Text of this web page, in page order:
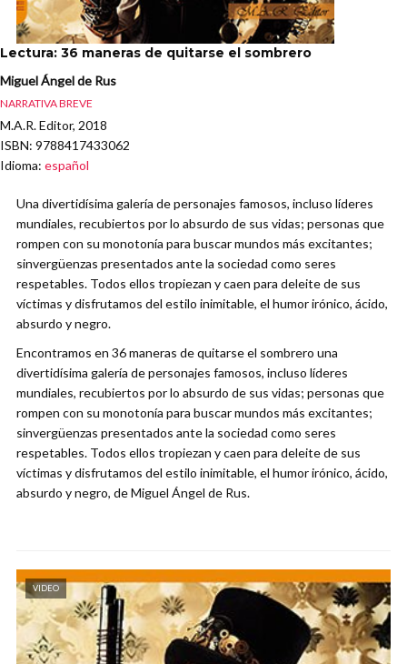
Lectura: 36 maneras de quitarse el sombrero
Miguel Ángel de Rus
NARRATIVA BREVE
M.A.R. Editor, 2018
ISBN: 9788417433062
Idioma: español
Una divertidísima galería de personajes famosos, incluso líderes
mundiales, recubiertos por lo absurdo de sus vidas; personas que
rompen con su monotonía para buscar mundos más excitantes;
sinvergüenzas presentados ante la sociedad como seres
respetables. Todos ellos tropiezan y caen para deleite de sus
víctimas y disfrutamos del estilo inimitable, el humor irónico, ácido,
absurdo y negro.
Encontramos en 36 maneras de quitarse el sombrero una
divertidísima galería de personajes famosos, incluso líderes
mundiales, recubiertos por lo absurdo de sus vidas; personas que
rompen con su monotonía para buscar mundos más excitantes;
sinvergüenzas presentados ante la sociedad como seres
respetables. Todos ellos tropiezan y caen para deleite de sus
víctimas y disfrutamos del estilo inimitable, el humor irónico, ácido,
absurdo y negro, de Miguel Ángel de Rus.
VIDEO